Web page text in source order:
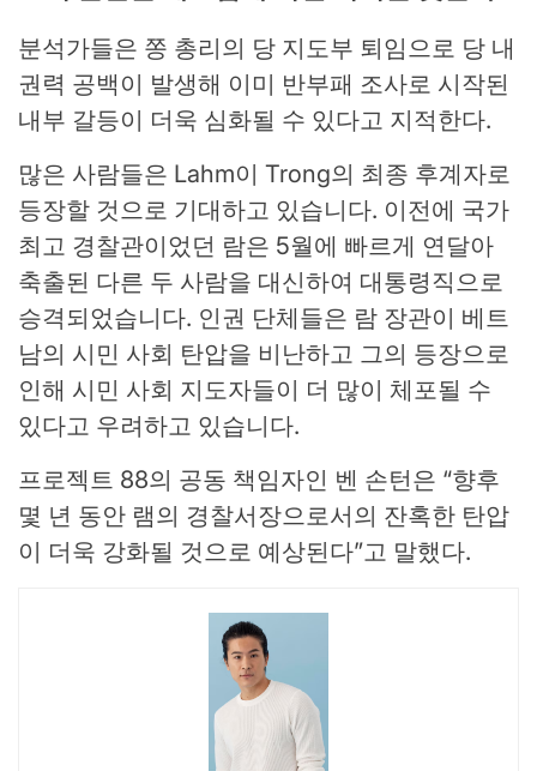
분석가들은 쫑 총리의 당 지도부 퇴임으로 당 내
권력 공백이 발생해 이미 반부패 조사로 시작된
내부 갈등이 더욱 심화될 수 있다고 지적한다.
많은 사람들은 Lahm이 Trong의 최종 후계자로
등장할 것으로 기대하고 있습니다. 이전에 국가
최고 경찰관이었던 람은 5월에 빠르게 연달아
축출된 다른 두 사람을 대신하여 대통령직으로
승격되었습니다. 인권 단체들은 람 장관이 베트
남의 시민 사회 탄압을 비난하고 그의 등장으로
인해 시민 사회 지도자들이 더 많이 체포될 수
있다고 우려하고 있습니다.
프로젝트 88의 공동 책임자인 벤 손턴은 “향후
몇 년 동안 램의 경찰서장으로서의 잔혹한 탄압
이 더욱 강화될 것으로 예상된다”고 말했다.